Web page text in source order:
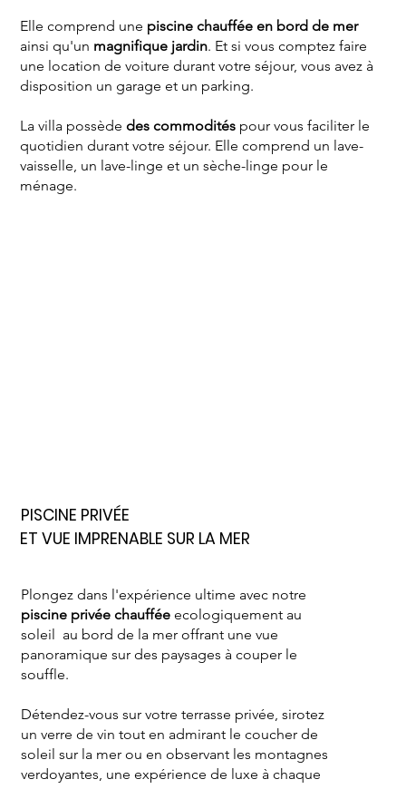
PISCINE PRIVÉE
ET VUE IMPRENABLE SUR LA MER
Plongez dans l'expérience ultime avec notre
piscine privée chaufféeecologiquement au
soleil au bord de la mer offrant une vue
panoramique sur des paysages à couper le
souffle.
Détendez-vous sur votre terrasse privée, sirotez
un verre de vin tout en admirant le coucher de
soleil sur la mer ou en observant les montagnes
verdoyantes, une expérience de luxe à chaque
Elle comprend une piscine chauffée en bord de mer
ainsi qu'un magnifique jardin. Et si vous comptez faire
une location de voiture durant votre séjour, vous avez à
disposition un garage et un parking.
La villa possèdedes commodités pour vous faciliter le
quotidien durant votre séjour. Elle comprend un lave-
vaisselle, un lave-linge et un sèche-linge pour le
ménage.